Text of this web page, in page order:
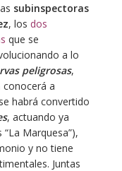
subinspectoras
, los dos
que se
a lo
peligrosas,
conocerá a
habrá convertido
, actuando ya
“La Marquesa”),
y no tiene
Juntas